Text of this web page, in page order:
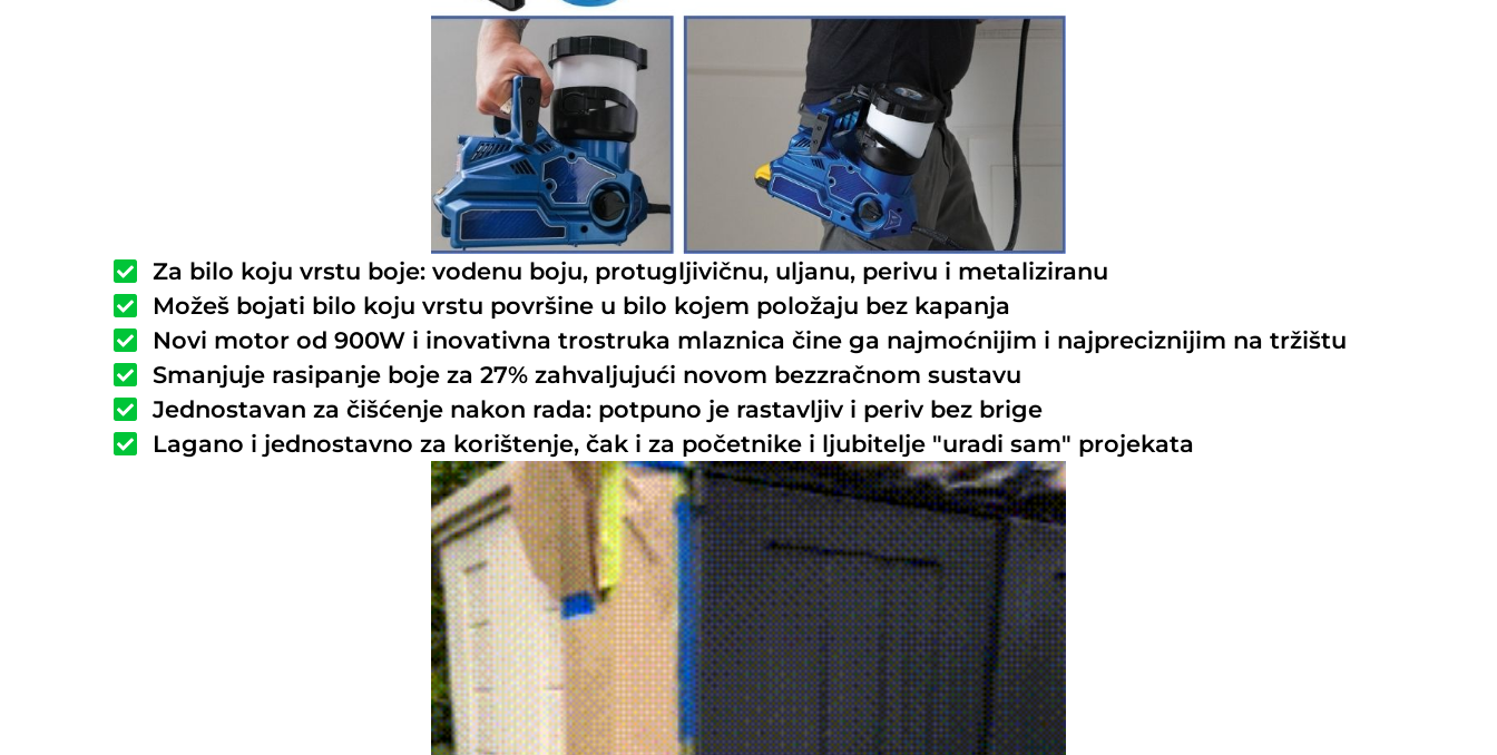
Za bilo koju vrstu boje: vodenu boju, protugljivičnu, uljanu, perivu i metaliziranu
Možeš bojati bilo koju vrstu površine u bilo kojem položaju bez kapanja
Novi motor od 900W i inovativna trostruka mlaznica čine ga najmoćnijim i najpreciznijim na tržištu
Smanjuje rasipanje boje za 27% zahvaljujući novom bezzračnom sustavu
Jednostavan za čišćenje nakon rada: potpuno je rastavljiv i periv bez brige
Lagano i jednostavno za korištenje, čak i za početnike i ljubitelje "uradi sam" projekata